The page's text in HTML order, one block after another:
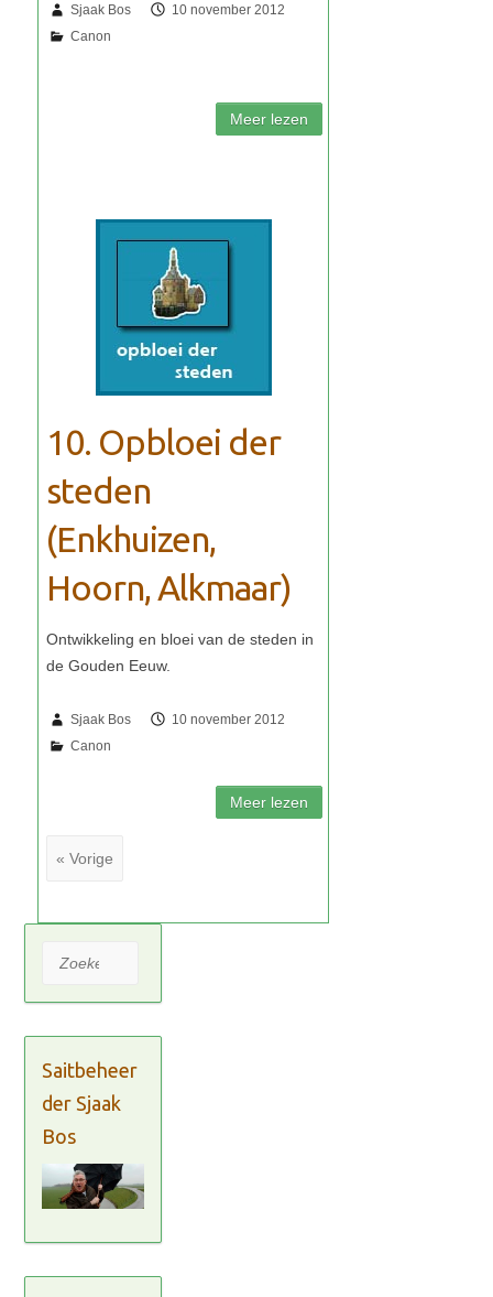
Sjaak Bos 10 november 2012
10. Opbloei der
steden
(Enkhuizen,
Hoorn, Alkmaar)
Sjaak Bos 10 november 2012
« Vorige
Zoeken
Saitbeheer
der Sjaak
Bos